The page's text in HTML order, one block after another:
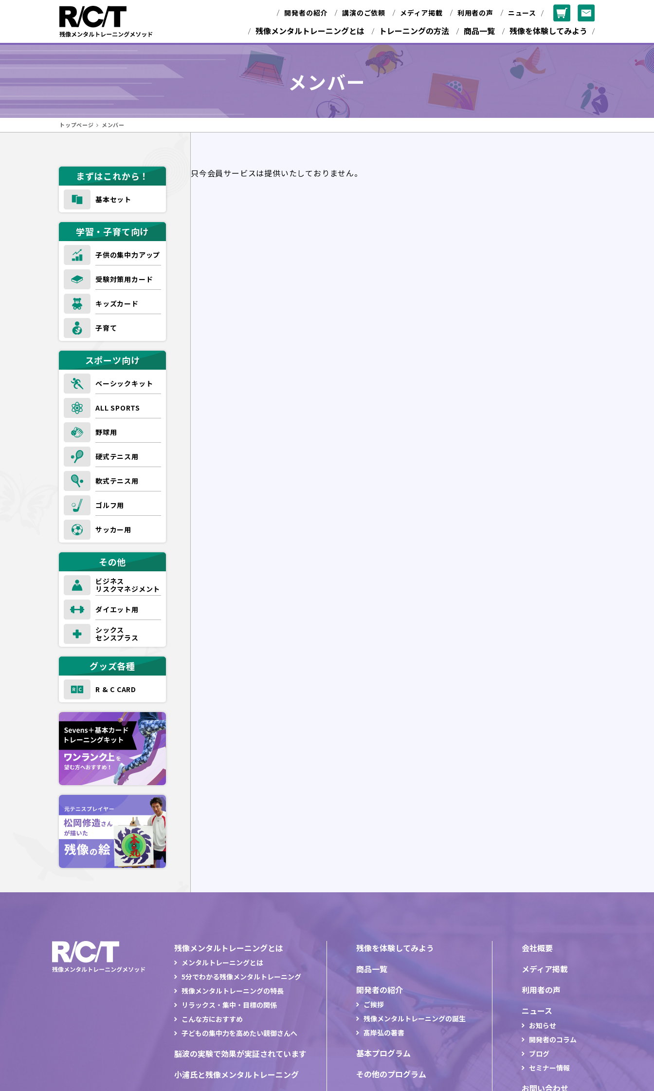
開発者の紹介 講演のご依頼 メディア掲載 利用者の声 ニュース
残像メンタルトレーニングとは トレーニングの方法 商品一覧 残像を体験してみよう
メンバー
トップページ メンバー
只今会員サービスは提供いたしておりません。
まずはこれから！
基本セット
学習・子育て向け
子供の集中力アップ
受験対策用カード
キッズカード
子育て
スポーツ向け
ベーシックキット
ALL SPORTS
野球用
硬式テニス用
軟式テニス用
ゴルフ用
サッカー用
その他
ビジネス
リスクマネジメント
ダイエット用
シックス
センスプラス
グッズ各種
R & C CARD
残像メンタルトレーニングとは
メンタルトレーニングとは
5分でわかる残像メンタルトレーニング
残像メンタルトレーニングの特長
リラックス・集中・目標の関係
こんな方におすすめ
子どもの集中力を高めたい親御さんへ
脳波の実験で効果が実証されています
小浦氏と残像メンタルトレーニング
残像を体験してみよう
商品一覧
開発者の紹介
ご挨拶
残像メンタルトレーニングの誕生
髙岸弘の著書
基本プログラム
その他のプログラム
会社概要
メディア掲載
利用者の声
ニュース
お知らせ
開発者のコラム
ブログ
セミナー情報
お問い合わせ